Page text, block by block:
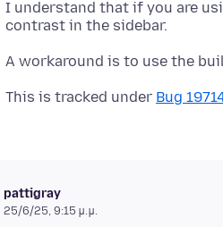
I understand that if you are
This is tracked under Bug
pattigray
25/6/25, 9:15 μ.μ.